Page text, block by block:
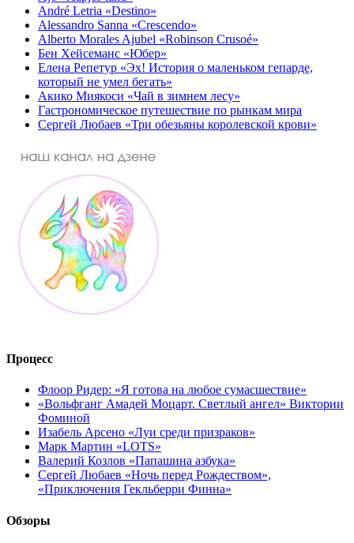
André Letria «Destino»
Alessandro Sanna «Crescendo»
Alberto Morales Ajubel «Robinson Crusoé»
Бен Хейсеманс «Юбер»
Елена Репетур «Эх! История о маленьком гепарде,
который не умел бегать»
Акико Миякоси «Чай в зимнем лесу»
Гастрономическое путешествие по рынкам мира
Сергей Любаев «Три обезьяны королевской крови»
Процесс
Флоор Ридер: «Я готова на любое сумасшествие»
«Вольфганг Амадей Моцарт. Светлый ангел» Виктории
Фоминой
Изабель Арсено «Луи среди призраков»
Марк Мартин «LOTS»
Валерий Козлов «Папашина азбука»
Сергей Любаев «Ночь перед Рождеством»,
«Приключения Гекльберри Финна»
Обзоры